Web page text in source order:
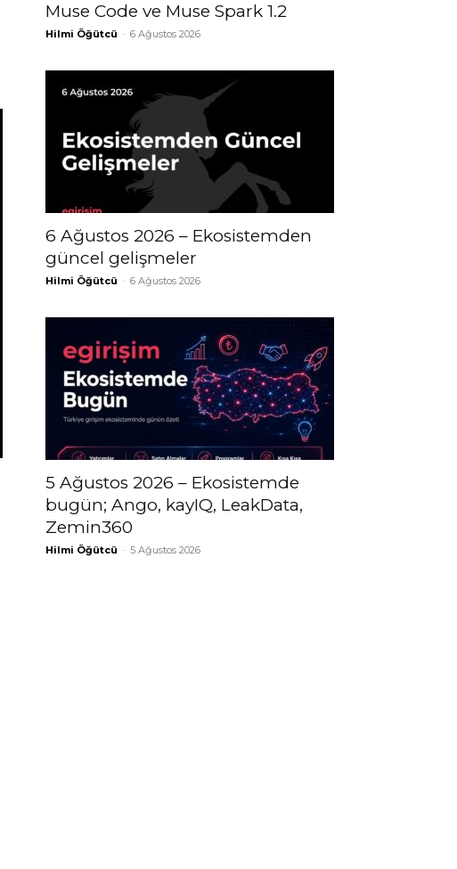
Muse Code ve Muse Spark 1.2
Hilmi Öğütcü - 6 Ağustos 2026
6 Ağustos 2026 – Ekosistemden
güncel gelişmeler
Hilmi Öğütcü - 6 Ağustos 2026
5 Ağustos 2026 – Ekosistemde
bugün; Ango, kayIQ, LeakData,
Zemin360
Hilmi Öğütcü - 5 Ağustos 2026